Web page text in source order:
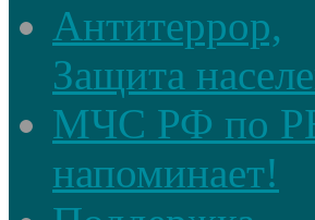
Антитеррор,
Защита
МЧС РФ по
напоминает!